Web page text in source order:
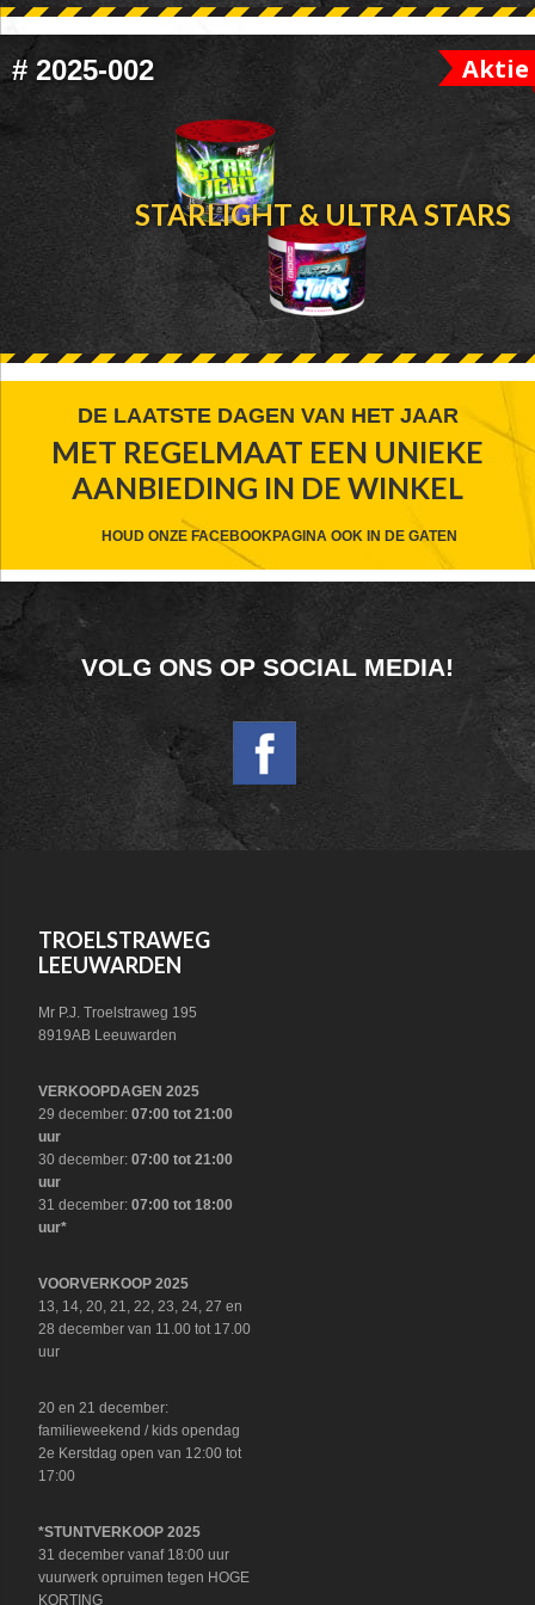
# 2025-002 Aktie
STARLIGHT & ULTRA STARS
FOOTER
WIDGET
HEADER
DE LAATSTE DAGEN VAN HET JAAR
MET REGELMAAT EEN UNIEKE
AANBIEDING IN DE WINKEL
HOUD ONZE FACEBOOKPAGINA OOK IN DE GATEN
FOOTER
WIDGET
HEADER
SOCIAL
VOLG ONS OP SOCIAL MEDIA!
TROELSTRAWEG
LEEUWARDEN
Mr P.J. Troelstraweg 195
8919AB Leeuwarden
VERKOOPDAGEN 2025
29 december:07:00 tot 21:00
uur
30 december:07:00 tot 21:00
uur
31 december:07:00 tot 18:00
uur*
VOORVERKOOP 2025
13, 14, 20, 21, 22, 23, 24, 27 en
28 december van 11.00 tot 17.00
uur
20 en 21 december:
familieweekend / kids opendag
2e Kerstdag open van 12:00 tot
17:00
*STUNTVERKOOP 2025
31 december vanaf 18:00 uur
vuurwerk opruimen tegen HOGE
KORTING